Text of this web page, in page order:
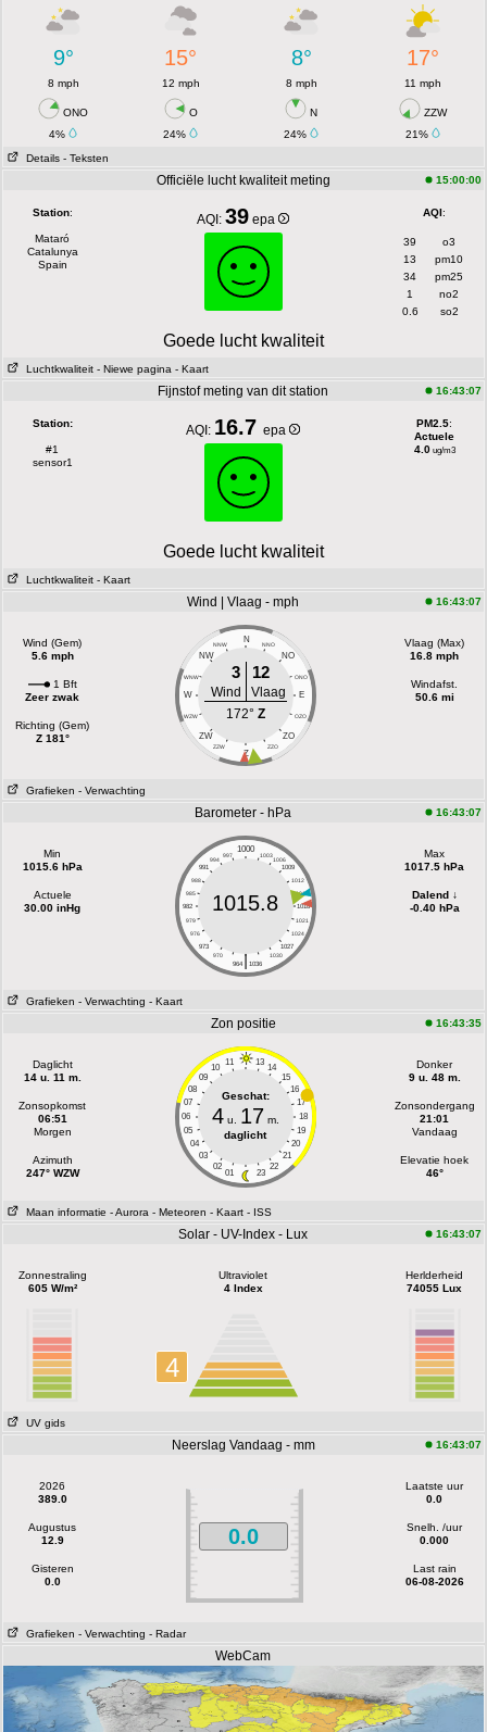
9° 15° 8° 17°
8 mph 12 mph 8 mph 11 mph
ONO O N
ZZW
4%
24% 24%
21%
Details - Teksten
Officiële lucht kwaliteit meting 15:00:00
Station:
Mataró
Catalunya
Spain
AQI:39 epa AQI:
39
o3
13
pm10
34
pm25
1
no2
0.6
so2
Goede lucht kwaliteit
Luchtkwaliteit - Niewe pagina - Kaart
Fijnstof meting van dit station 16:43:07
Station:
#1
sensor1
AQI: 16.7epa PM2.5:
Actuele
4.0ug/m3
Goede lucht kwaliteit
Luchtkwaliteit - Kaart
Wind | Vlaag - mph 16:43:07
Wind (Gem)
5.6 mph
1 Bft
Zeer zwak
Richting (Gem)
Z 181°
N
NNW NNO
NW NO
WNW ONO
W E
WZW OZO
ZW ZO
ZZW ZZO
Z
3 12
Wind
Vlaag
172° Z
Vlaag (Max)
16.8 mph
Windafst.
50.6 mi
Grafieken - Verwachting
Barometer - hPa 16:43:07
Min
1015.6 hPa
Actuele
30.00 inHg
1000
997 1003
994
1006
991
1009
988
1012
985
1015
982
1018
979
1021
976
1024
973
1027
970
1030
|
964 1036
1015.8
Max
1017.5 hPa
Dalend ↓
-0.40 hPa
Grafieken - Verwachting - Kaart
Zon positie 16:43:35
Daglicht
14 u. 11 m.
Zonsopkomst
06:51
Morgen
Azimuth
247° WZW
11 13
10
14
09
15
08
16
07
17
06
18
05
19
04
20
03
21
02
22
01 23
Geschat:
4u. 17 m.
daglicht
Donker
9 u. 48 m.
Zonsondergang
21:01
Vandaag
Elevatie hoek
46°
Maan informatie - Aurora - Meteoren - Kaart - ISS
Solar - UV-Index - Lux 16:43:07
Zonnestraling
605 W/m²
Ultraviolet
4 Index
4
Herlderheid
74055 Lux
UV gids
Neerslag Vandaag - mm 16:43:07
2026
389.0
Augustus
12.9
Gisteren
0.0
0.0
Laatste uur
0.0
Snelh. /uur
0.000
Last rain
06-08-2026
Grafieken - Verwachting - Radar
WebCam